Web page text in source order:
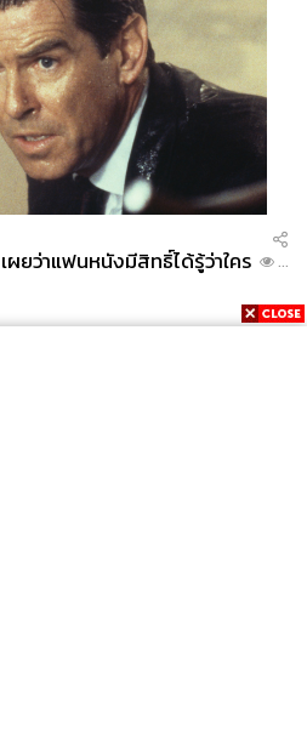
ผยว่าแฟนหนังมีสิทธิ์ได้รู้ว่าใคร
...